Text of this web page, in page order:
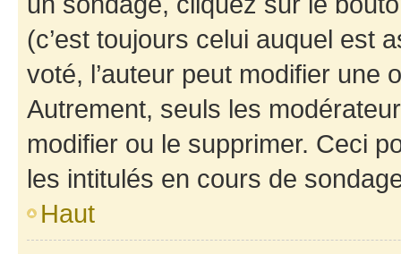
(c’est toujours celui auquel est
voté, l’auteur peut modifier une
Autrement, seuls les
modifier ou le supprimer. Ceci
les intitulés en cours de
Haut